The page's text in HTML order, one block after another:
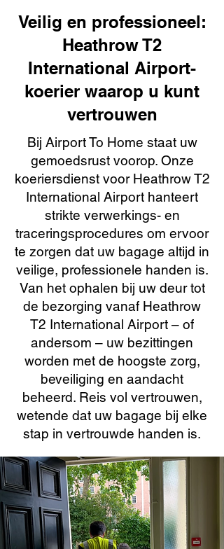
Veilig en professioneel:
Heathrow T2
International Airport-
koerier waarop u kunt
vertrouwen
Bij Airport To Home staat uw
gemoedsrust voorop. Onze
koeriersdienst voor Heathrow T2
International Airport hanteert
strikte verwerkings- en
traceringsprocedures om ervoor
te zorgen dat uw bagage altijd in
veilige, professionele handen is.
Van het ophalen bij uw deur tot
de bezorging vanaf Heathrow
T2 International Airport – of
andersom – uw bezittingen
worden met de hoogste zorg,
beveiliging en aandacht
beheerd. Reis vol vertrouwen,
wetende dat uw bagage bij elke
stap in vertrouwde handen is.